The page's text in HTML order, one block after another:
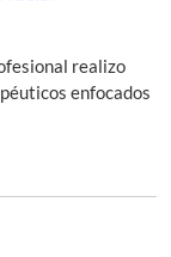
realizo
enfocados